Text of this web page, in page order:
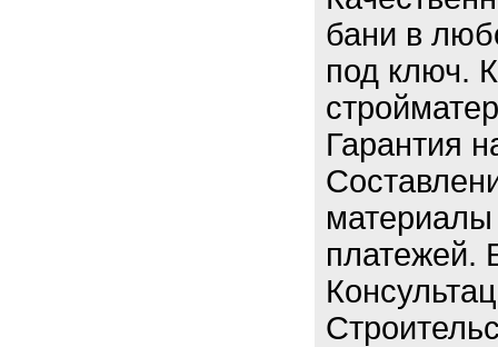
бани в
под ключ.
Гарантия
платежей.